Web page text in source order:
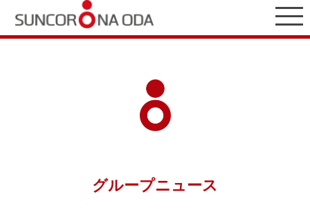
グループニュース